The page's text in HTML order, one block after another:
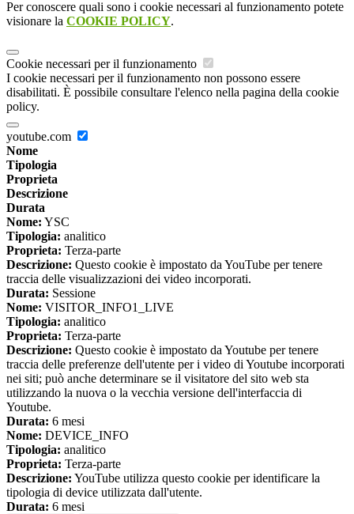
Per conoscere quali sono i cookie necessari al funzionamento potete
visionare la COOKIE POLICY.
Cookie necessari per il funzionamento
I cookie necessari per il funzionamento non possono essere
disabilitati. È possibile consultare l'elenco nella pagina della cookie
policy.
youtube.com
Nome
Tipologia
Proprieta
Descrizione
Durata
Nome: YSC
Tipologia: analitico
Proprieta: Terza-parte
Descrizione: Questo cookie è impostato da YouTube per tenere
traccia delle visualizzazioni dei video incorporati.
Durata: Sessione
Nome: VISITOR_INFO1_LIVE
Tipologia: analitico
Proprieta: Terza-parte
Descrizione: Questo cookie è impostato da Youtube per tenere
traccia delle preferenze dell'utente per i video di Youtube incorporati
nei siti; può anche determinare se il visitatore del sito web sta
utilizzando la nuova o la vecchia versione dell'interfaccia di
Youtube.
Durata: 6 mesi
Nome: DEVICE_INFO
Tipologia: analitico
Proprieta: Terza-parte
Descrizione: YouTube utilizza questo cookie per identificare la
tipologia di device utilizzata dall'utente.
Durata: 6 mesi